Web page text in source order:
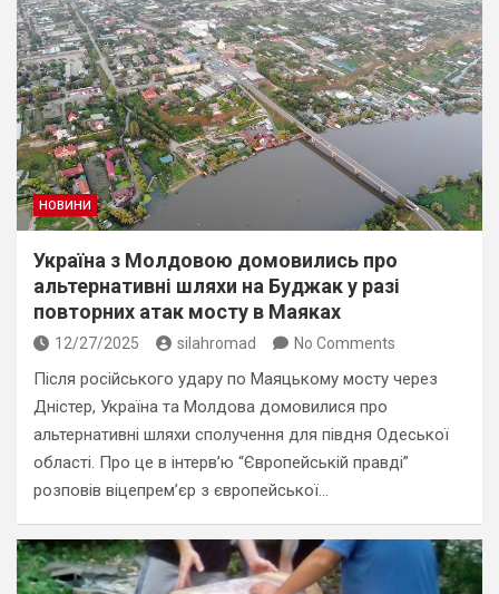
НОВИНИ
Україна з Молдовою домовились про
альтернативні шляхи на Буджак у разі
повторних атак мосту в Маяках
12/27/2025 silahromad No Comments
Після російського удару по Маяцькому мосту через
Дністер, Україна та Молдова домовилися про
альтернативні шляхи сполучення для півдня Одеської
області. Про це в інтервʼю “Європейській правді”
розповів віцепремʼєр з європейської…